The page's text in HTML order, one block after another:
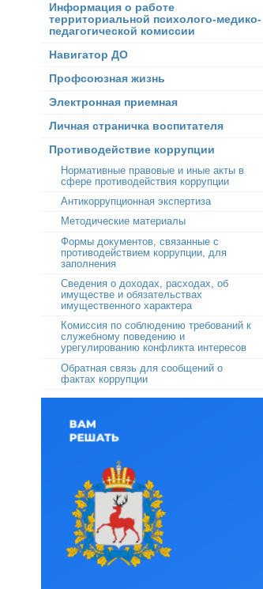
Информация о работе
территориальной психолого-медико-
педагогической комиссии
Навигатор ДО
Профсоюзная жизнь
Электронная приемная
Личная страничка воспитателя
Противодействие коррупции
Нормативные правовые и иные акты в
сфере противодействия коррупции
Антикоррупционная экспертиза
Методические материалы
Формы документов, связанные с
противодействием коррупции, для
заполнения
Сведения о доходах, расходах, об
имуществе и обязательствах
имущественного характера
Комиссия по соблюдению требований к
служебному поведению и
урегулированию конфликта интересов
Обратная связь для сообщений о
фактах коррупции